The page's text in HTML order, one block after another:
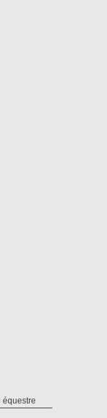
équestre